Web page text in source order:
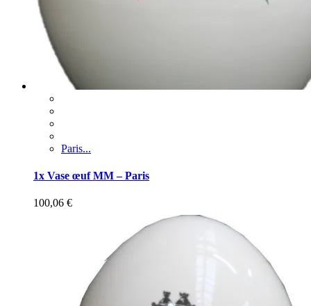
Paris...
1x Vase œuf MM – Paris
100,06 €